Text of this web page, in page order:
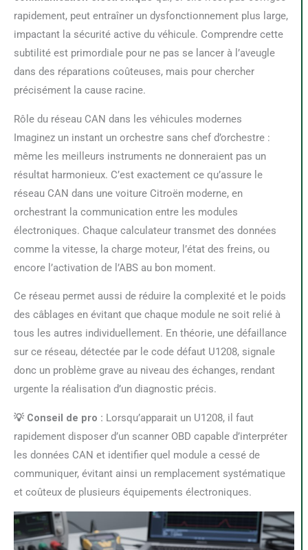
rapidement, peut entraîner un dysfonctionnement plus large,
impactant la sécurité active du véhicule. Comprendre cette
subtilité est primordiale pour ne pas se lancer à l’aveugle
dans des réparations coûteuses, mais pour chercher
précisément la cause racine.
Rôle du réseau CAN dans les véhicules modernes
Imaginez un instant un orchestre sans chef d’orchestre :
même les meilleurs instruments ne donneraient pas un
résultat harmonieux. C’est exactement ce qu’assure le
réseau CAN dans une voiture Citroën moderne, en
orchestrant la communication entre les modules
électroniques. Chaque calculateur transmet des données
comme la vitesse, la charge moteur, l’état des freins, ou
encore l’activation de l’ABS au bon moment.
Ce réseau permet aussi de réduire la complexité et le poids
des câblages en évitant que chaque module ne soit relié à
tous les autres individuellement. En théorie, une défaillance
sur ce réseau, détectée par le code défaut U1208, signale
donc un problème grave au niveau des échanges, rendant
urgente la réalisation d’un diagnostic précis.
💡 Conseil de pro : Lorsqu’apparait un U1208, il faut
rapidement disposer d’un scanner OBD capable d’interpréter
les données CAN et identifier quel module a cessé de
communiquer, évitant ainsi un remplacement systématique
et coûteux de plusieurs équipements électroniques.